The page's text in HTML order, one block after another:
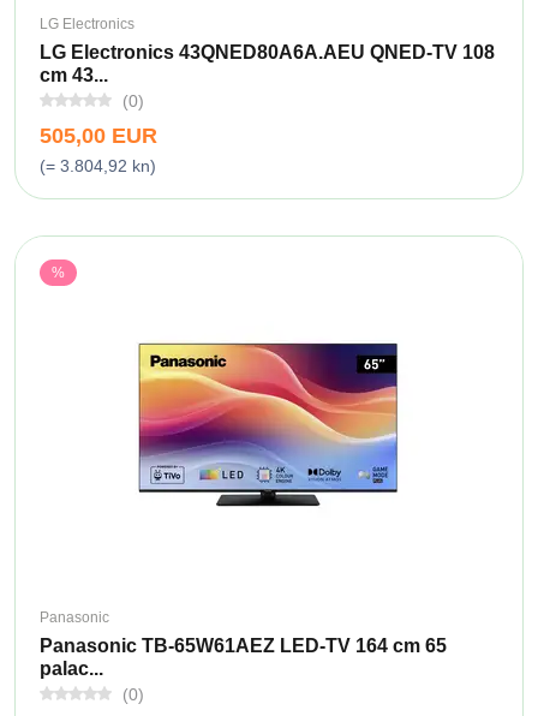
LG Electronics
LG Electronics 43QNED80A6A.AEU QNED-TV 108
cm 43...
(0)
505,00 EUR
(= 3.804,92 kn)
%
Panasonic
Panasonic TB-65W61AEZ LED-TV 164 cm 65
palac...
(0)